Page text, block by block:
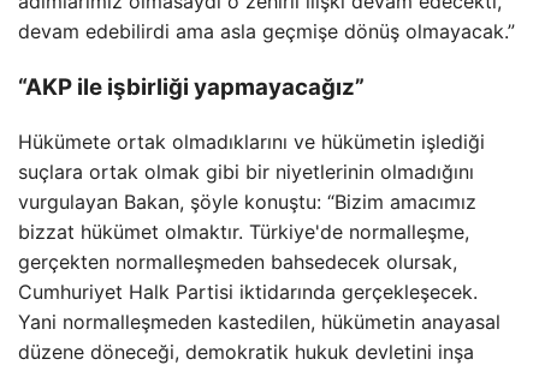
devam edebilirdi ama asla geçmişe dönüş olmayacak.”
“AKP ile işbirliği yapmayacağız”
Hükümete ortak olmadıklarını ve hükümetin işlediği
suçlara ortak olmak gibi bir niyetlerinin olmadığını
vurgulayan Bakan, şöyle konuştu: “Bizim amacımız
bizzat hükümet olmaktır. Türkiye'de normalleşme,
gerçekten normalleşmeden bahsedecek olursak,
Cumhuriyet Halk Partisi iktidarında gerçekleşecek.
Yani normalleşmeden kastedilen, hükümetin anayasal
düzene döneceği, demokratik hukuk devletini inşa